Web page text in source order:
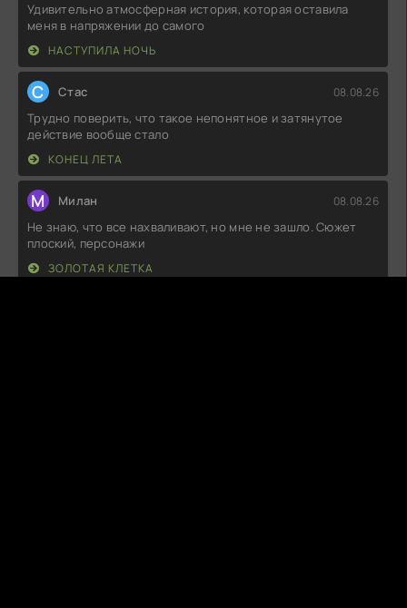
Удивительно атмосферная история, которая оставила
меня в напряжении до самого
НАСТУПИЛА НОЧЬ
С Стас 08.08.26
Трудно поверить, что такое непонятное и затянутое
действие вообще стало
КОНЕЦ ЛЕТА
М Милан 08.08.26
Не знаю, что все нахваливают, но мне не зашло. Сюжет
плоский, персонажи
ЗОЛОТАЯ КЛЕТКА